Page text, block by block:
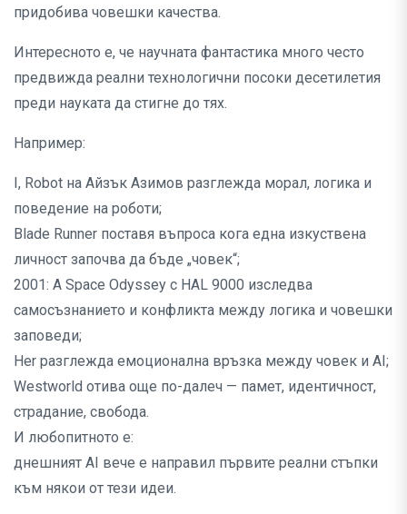
придобива човешки качества.
Интересното е, че научната фантастика много често
предвижда реални технологични посоки десетилетия
преди науката да стигне до тях.
Например:
I, Robot на Айзък Азимов разглежда морал, логика и
поведение на роботи;
Blade Runner поставя въпроса кога една изкуствена
личност започва да бъде „човек“;
2001: A Space Odyssey с HAL 9000 изследва
самосъзнанието и конфликта между логика и човешки
заповеди;
Her разглежда емоционална връзка между човек и AI;
Westworld отива още по-далеч — памет, идентичност,
страдание, свобода.
И любопитното е:
днешният AI вече е направил първите реални стъпки
към някои от тези идеи.